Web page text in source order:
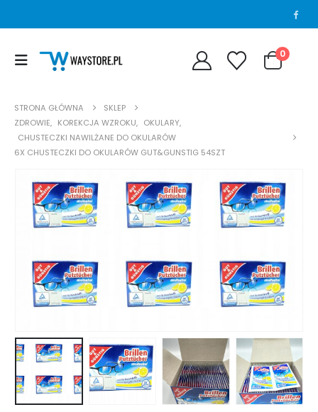
0
STRONA GŁÓWNA
SKLEP
ZDROWIE, KOREKCJA WZROKU, OKULARY,
CHUSTECZKI NAWILŻANE DO OKULARÓW
6X CHUSTECZKI DO OKULARÓW GUT&GUNSTIG 54SZT